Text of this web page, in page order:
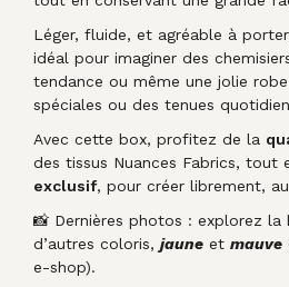
Léger, fluide, et agréable à
idéal pour imaginer des
tendance ou même une jolie
spéciales ou des tenues
Avec cette box, profitez de la
des tissus Nuances Fabrics, tout
exclusif, pour créer librement,
📸 Dernières photos : explorez la
d’autres coloris, jaune et mauve
e-shop).